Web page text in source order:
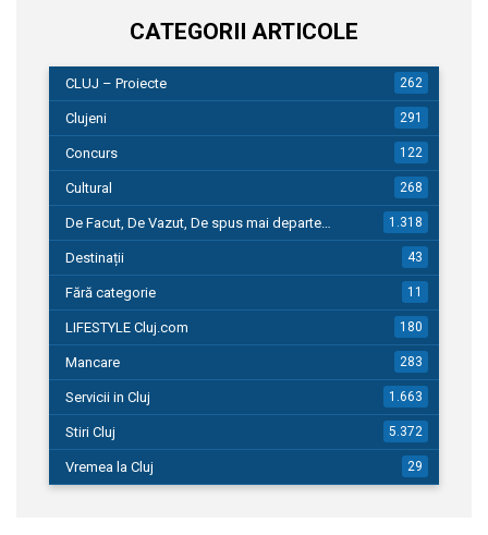
CATEGORII ARTICOLE
CLUJ – Proiecte 262
Clujeni 291
Concurs 122
Cultural 268
De Facut, De Vazut, De spus mai departe… 1.318
Destinații 43
Fără categorie 11
LIFESTYLE Cluj.com 180
Mancare 283
Servicii in Cluj 1.663
Stiri Cluj 5.372
Vremea la Cluj 29